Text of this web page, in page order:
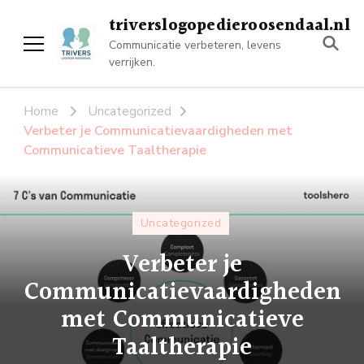
triverslogopedieroosendaal.nl
Communicatie verbeteren, levens
verrijken.
Home
Uncategorized
Verbeter je Communicatievaardigheden met
Communicatieve Taaltherapie
Uncategorized
Verbeter je
Communicatievaardigheden
met Communicatieve
Taaltherapie